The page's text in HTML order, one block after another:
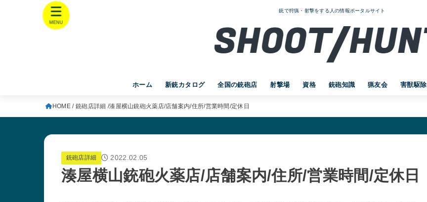
銃で狩猟・射撃をする人の情報ポータルサイト
ホーム 新銃カタログ 全国の銃砲店 射撃場 資格 銃砲知識 猟友会 害獣駆除
MENU
HOME 銃砲店詳細 湊屋横山銃砲火薬店/店舗案内/住所/営業時間/定休日
銃砲店詳細 2022.02.05
湊屋横山銃砲火薬店/店舗案内/住所/営業時間/定休日